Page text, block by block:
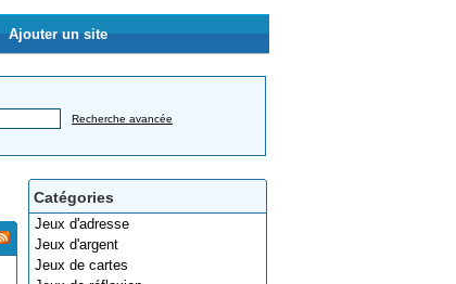
Ajouter un site
Recherche avancée
Catégories
Jeux d'adresse
Jeux d'argent
Jeux de cartes